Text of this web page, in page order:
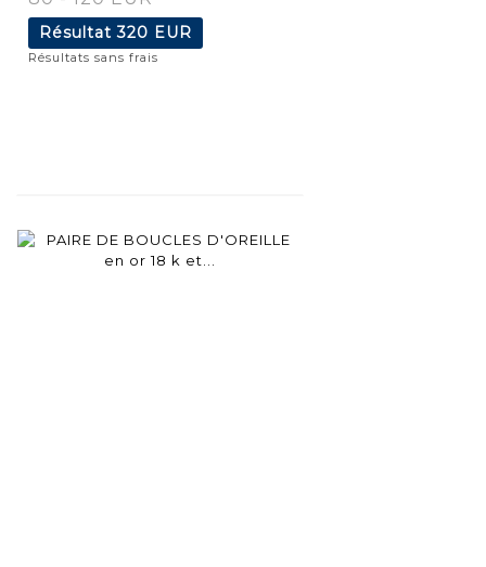
Résultat320 EUR
Résultats sans frais